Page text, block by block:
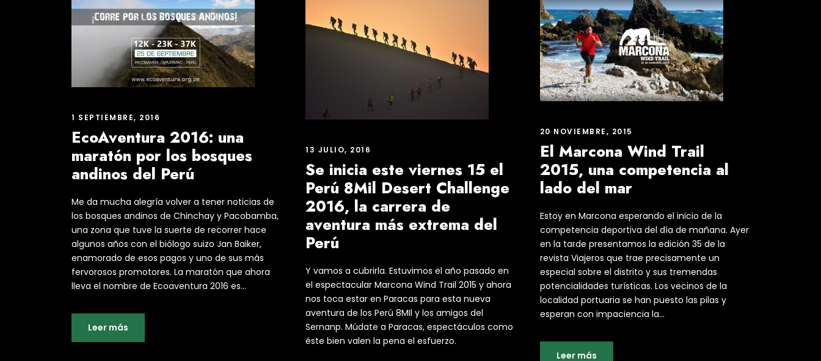
1 SEPTIEMBRE, 2016
EcoAventura 2016: una
maratón por los bosques
andinos del Perú
Me da mucha alegría volver a tener noticias de
los bosques andinos de Chinchay y Pacobamba,
una zona que tuve la suerte de recorrer hace
algunos años con el biólogo suizo Jan Baiker,
enamorado de esos pagos y uno de sus más
fervorosos promotores. La maratón que ahora
lleva el nombre de Ecoaventura 2016 es...
Leer más
13 JULIO, 2016
Se inicia este viernes 15 el
Perú 8Mil Desert Challenge
2016, la carrera de
aventura más extrema del
Perú
Y vamos a cubrirla. Estuvimos el año pasado en
el espectacular Marcona Wind Trail 2015 y ahora
nos toca estar en Paracas para esta nueva
aventura de los Perú 8MIl y los amigos del
Sernanp. Múdate a Paracas, espectáculos como
éste bien valen la pena el esfuerzo.
20 NOVIEMBRE, 2015
El Marcona Wind Trail
2015, una competencia al
lado del mar
Estoy en Marcona esperando el inicio de la
competencia deportiva del día de mañana. Ayer
en la tarde presentamos la edición 35 de la
revista Viajeros que trae precisamente un
especial sobre el distrito y sus tremendas
potencialidades turísticas. Los vecinos de la
localidad portuaria se han puesto las pilas y
esperan con impaciencia la...
Leer más